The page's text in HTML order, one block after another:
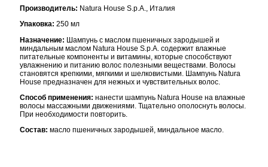
Производитель: Natura House S.p.A., Италия
Упаковка: 250 мл
Назначение: Шампунь с маслом пшеничных зародышей и
миндальным маслом Natura House S.p.A. содержит влажные
питательные компоненты и витамины, которые способствуют
увлажнению и питанию волос полезными веществами. Волосы
становятся крепкими, мягкими и шелковистыми. Шампунь Natura
House предназначен для нежных и чувствительных волос.
Способ применения: нанести шампунь Natura House на влажные
волосы массажными движениями. Тщательно ополоснуть волосы.
При необходимости повторить.
Состав: масло пшеничных зародышей, миндальное масло.